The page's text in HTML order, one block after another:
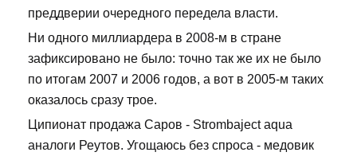
преддверии очередного передела власти.
Ни одного миллиардера в 2008-м в стране
зафиксировано не было: точно так же их не было
по итогам 2007 и 2006 годов, а вот в 2005-м таких
оказалось сразу трое.
Ципионат продажа Саров - Strombaject aqua
аналоги Реутов. Угощаюсь без спроса - медовик